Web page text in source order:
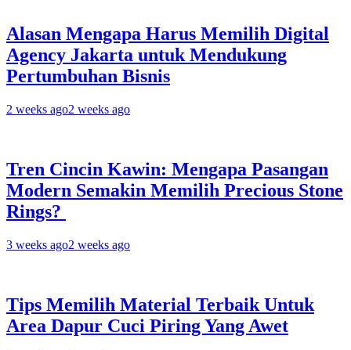
Alasan Mengapa Harus Memilih Digital
Agency Jakarta untuk Mendukung
Pertumbuhan Bisnis
2 weeks ago2 weeks ago
Tren Cincin Kawin: Mengapa Pasangan
Modern Semakin Memilih Precious Stone
Rings?
3 weeks ago2 weeks ago
Tips Memilih Material Terbaik Untuk
Area Dapur Cuci Piring Yang Awet